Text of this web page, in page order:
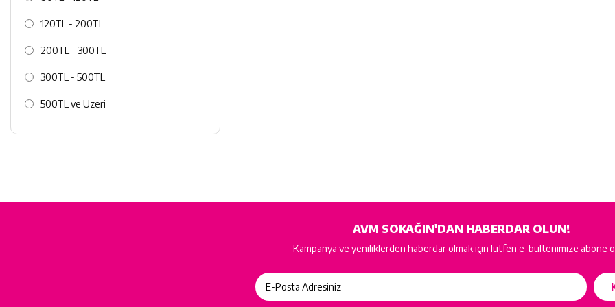
120TL - 200TL
200TL - 300TL
300TL - 500TL
500TL ve Üzeri
AVM SOKAĞIN'DAN HABERDAR OLUN!
Kampanya ve yeniliklerden haberdar olmak için lütfen e-bültenimize abone